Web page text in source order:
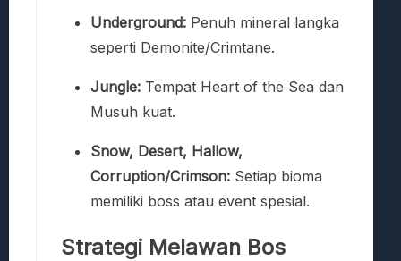
Underground: Penuh mineral langka
seperti Demonite/Crimtane.
Jungle: Tempat Heart of the Sea dan
Musuh kuat.
Snow, Desert, Hallow,
Corruption/Crimson: Setiap bioma
memiliki boss atau event spesial.
Strategi Melawan Bos